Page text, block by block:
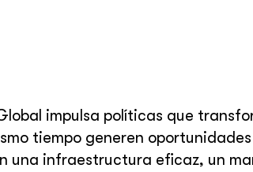
impulsa políticas que
tiempo generen
una infraestructura eficaz, un